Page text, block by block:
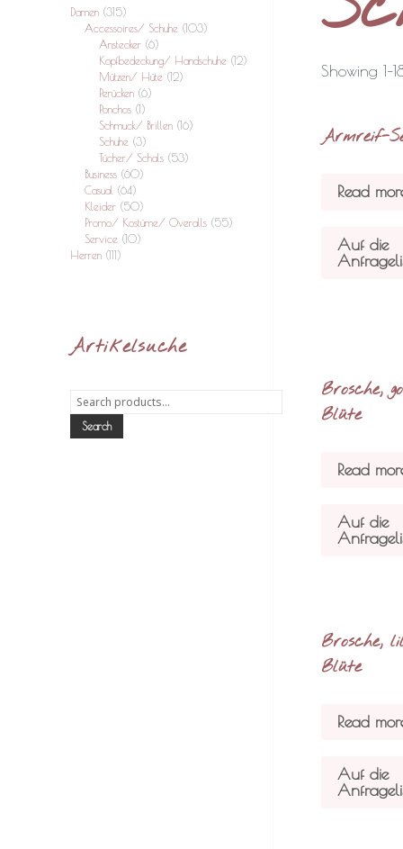
Damen (315)
Accessoires/ Schuhe (103)
Anstecker (6)
Kopfbedeckung/ Handschuhe (12)
Mützen/ Hüte (12)
Perücken (6)
Ponchos (1)
Schmuck/ Brillen (16)
Schuhe (3)
Tücher/ Schals (53)
Business (60)
Casual (64)
Kleider (50)
Promo/ Kostüme/ Overalls (55)
Service (10)
Herren (111)
Artikelsuche
Search
for:
Search
Showing
Armreif-
Read
Auf die
Brosche,
Blüte
Read
Auf die
Brosche,
Blüte
Read
Auf die